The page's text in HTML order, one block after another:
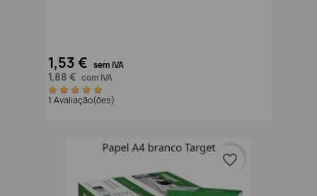
1,53 € sem IVA
1,88 € com IVA
1 Avaliação(ões)
favorite_border